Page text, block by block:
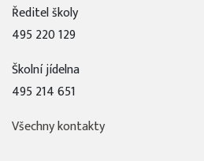
Ředitel školy
495 220 129
Školní jídelna
495 214 651
Všechny kontakty